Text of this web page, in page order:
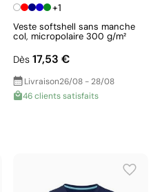
+1
Veste softshell sans manche
col, micropolaire 300 g/m²
Dès 17,53 €
Livraison26/08 - 28/08
46 clients satisfaits